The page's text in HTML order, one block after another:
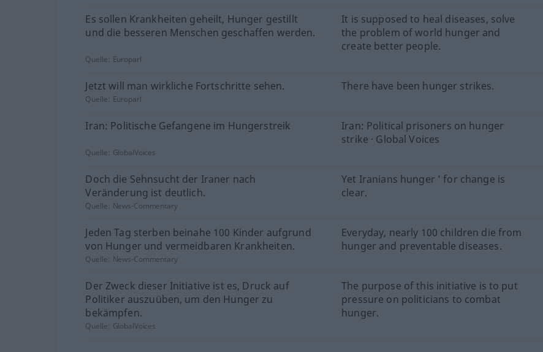
Es sollen Krankheiten geheilt, Hunger gestillt
und die besseren Menschen geschaffen werden.
It is supposed to heal diseases, solve
the problem of world hunger and
create better people.
Quelle: Europarl
Jetzt will man wirkliche Fortschritte sehen. There have been hunger strikes.
Quelle: Europarl
Iran: Politische Gefangene im Hungerstreik
Iran: Political prisoners on hunger
strike · Global Voices
Quelle: GlobalVoices
Doch die Sehnsucht der Iraner nach
Veränderung ist deutlich.
Yet Iranians hunger ’ for change is
clear.
Quelle: News-Commentary
Jeden Tag sterben beinahe 100 Kinder aufgrund
von Hunger und vermeidbaren Krankheiten.
Everyday, nearly 100 children die from
hunger and preventable diseases.
Quelle: News-Commentary
Der Zweck dieser Initiative ist es, Druck auf
Politiker auszuüben, um den Hunger zu
bekämpfen.
The purpose of this initiative is to put
pressure on politicians to combat
hunger.
Quelle: GlobalVoices